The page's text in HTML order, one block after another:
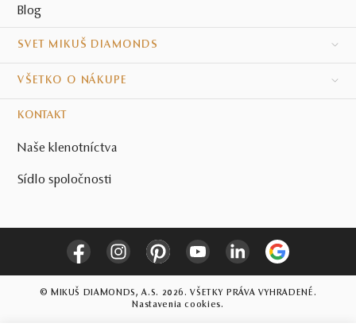
Blog
SVET MIKUŠ DIAMONDS
VŠETKO O NÁKUPE
KONTAKT
Naše klenotníctva
Sídlo spoločnosti
© MIKUŠ DIAMONDS, A.S. 2026. VŠETKY PRÁVA VYHRADENÉ.
Nastavenia cookies.